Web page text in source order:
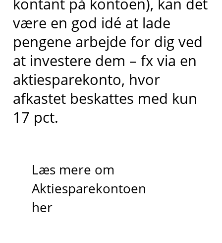
kontant på kontoen), kan det
være en god idé at lade
pengene arbejde for dig ved
at investere dem – fx via en
aktiesparekonto, hvor
afkastet beskattes med kun
17 pct.
Læs mere om
Aktiesparekontoen
her